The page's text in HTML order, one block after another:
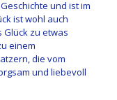
und ist im
ist wohl auch
Glück zu etwas
einem
die vom
und liebevoll